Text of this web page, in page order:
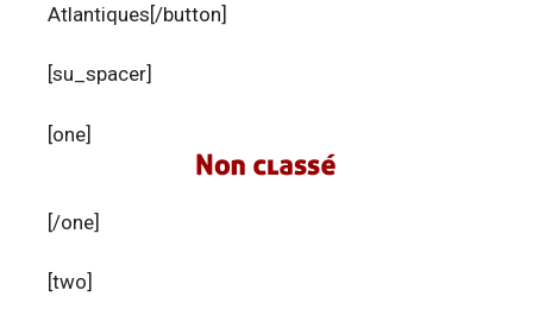
Atlantiques[/button]
[su_spacer]
[one]
[/one]
[two]